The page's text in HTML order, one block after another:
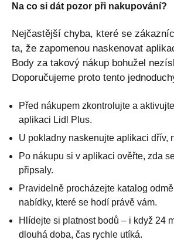
Na co si dát pozor při nakupování?
Nejčastější chyba, které se
ta, že zapomenou naskenovat
Body za takový nákup bohužel
Doporučujeme proto tento
Před nákupem zkontrolujte a
aplikaci Lidl Plus.
U pokladny naskenujte aplikaci dřív,
Po nákupu si v aplikaci ověřte, zda
připsaly.
Pravidelně procházejte katalog
nabídky, které se hodí právě vám.
Hlídejte si platnost bodů – i když 24
dlouhá doba, čas rychle utíká.